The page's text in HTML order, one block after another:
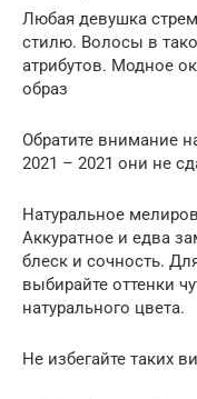
Любая девушка
стилю. Волосы в
атрибутов. Модное
образ
Обратите внимание
2021 – 2021 они не
Натуральное
Аккуратное и едва
блеск и сочность.
выбирайте оттенки
натурального цвета.
Не избегайте таких